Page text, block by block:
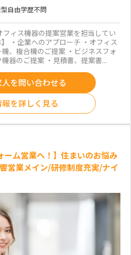
自由学歴不問
ィス機器の提案営業を担当してい
・企業へのアプローチ ・オフィス
、複合機のご提案 ・ビジネスフォ
器のご提案 ・見積書、提案書...
を問い合わせる
を詳しく見る
ーム営業へ！】住まいのお悩み
営業メイン/研修制度充実/ナイ